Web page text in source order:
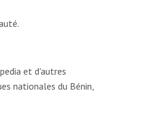
et d'autres
nationales du Bénin,